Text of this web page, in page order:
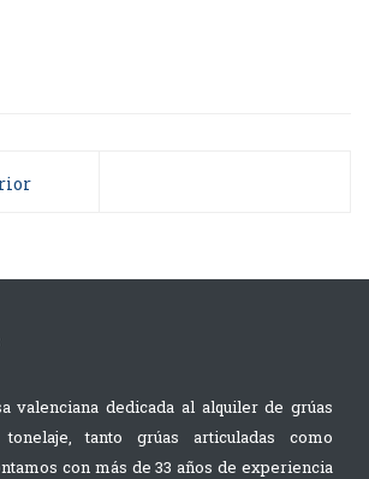
valenciana dedicada al alquiler de grúas
tanto grúas articuladas como
con más de 33 años de experiencia